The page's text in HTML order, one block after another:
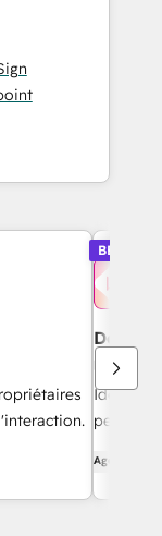
BETA
Deal
par
Identifie
perdues
Agent